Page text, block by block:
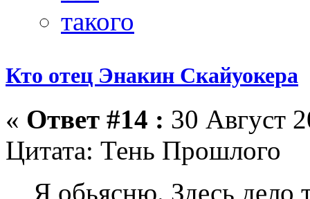
Кто отец Энакин Скайуокера
« Ответ #14 : 30 Август
Цитата: Тень Прошлого
Я обьясню. Здесь дело